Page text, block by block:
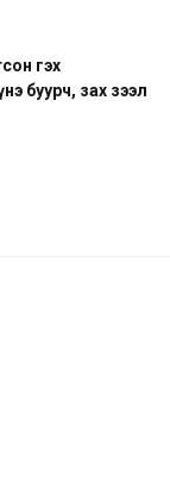
гэх
буурч, зах зээл